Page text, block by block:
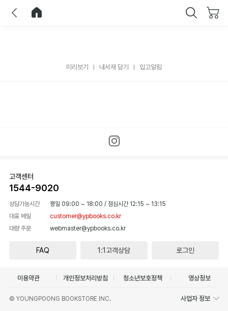
미리보기 내서재 담기 입고알림
고객센터
1544-9020
상담가능시간 평일 09:00 ~ 18:00 / 점심시간 12:15 ~ 13:15
대표 메일
customer@ypbooks.co.kr
대량 주문
webmaster@ypbooks.co.kr
FAQ 1:1고객상담 로그인
이용약관 개인정보처리방침 청소년보호정책 영상정보
© YOUNGPOONG BOOKSTORE INC. 사업자 정보